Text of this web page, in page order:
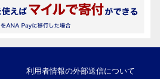
利用者情報の外部送信について